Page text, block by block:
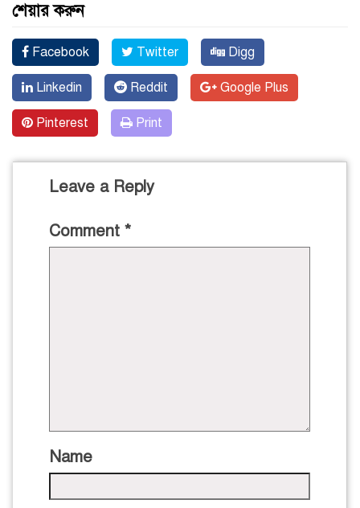
শেয়ার করুন
Facebook Twitter Digg
Linkedin Reddit Google Plus
Pinterest Print
Leave a Reply
Comment *
Name